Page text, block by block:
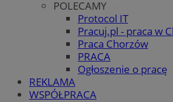
POLECAMY
Protocol IT
Pracuj.pl - praca w
Praca Chorzów
PRACA
Ogłoszenie o pracę
REKLAMA
WSPÓŁPRACA